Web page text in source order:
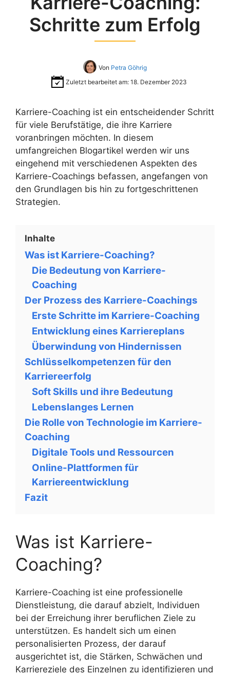
Schritte zum Erfolg
Von Petra Göhrig
Zuletzt bearbeitet am: 18. Dezember 2023
Karriere-Coaching ist ein entscheidender Schritt
für viele Berufstätige, die ihre Karriere
voranbringen möchten. In diesem
umfangreichen Blogartikel werden wir uns
eingehend mit verschiedenen Aspekten des
Karriere-Coachings befassen, angefangen von
den Grundlagen bis hin zu fortgeschrittenen
Strategien.
Inhalte
Was ist Karriere-Coaching?
Die Bedeutung von Karriere-
Coaching
Der Prozess des Karriere-Coachings
Erste Schritte im Karriere-Coaching
Entwicklung eines Karriereplans
Überwindung von Hindernissen
Schlüsselkompetenzen für den
Karriereerfolg
Soft Skills und ihre Bedeutung
Lebenslanges Lernen
Die Rolle von Technologie im Karriere-
Coaching
Digitale Tools und Ressourcen
Online-Plattformen für
Karriereentwicklung
Fazit
Was ist Karriere-
Coaching?
Karriere-Coaching ist eine professionelle
Dienstleistung, die darauf abzielt, Individuen
bei der Erreichung ihrer beruflichen Ziele zu
unterstützen. Es handelt sich um einen
personalisierten Prozess, der darauf
ausgerichtet ist, die Stärken, Schwächen und
Karriereziele des Einzelnen zu identifizieren und